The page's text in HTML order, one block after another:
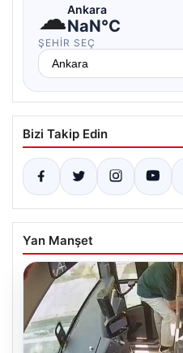
☁Ankara
NaN°C
ŞEHIR SEÇ
Bizi Takip Edin
Yan Manşet